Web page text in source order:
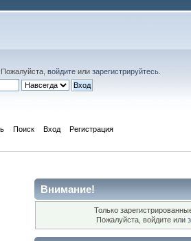
войдитеили зарегистрируйтесь.
Поиск Вход Регистрация
Внимание!
Только
Пожалуйста, войдите или